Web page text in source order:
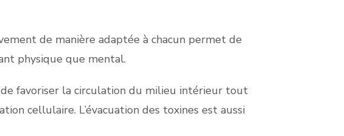
de manière adaptée à chacun permet de
physique que mental.
favoriser la circulation du milieu intérieur tout
cellulaire. L’évacuation des toxines est aussi